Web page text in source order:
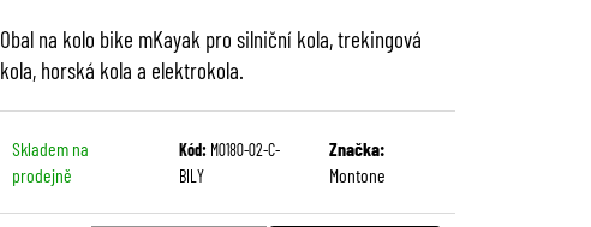
Obal na kolo bike mKayak pro silniční kola, trekingová
kola, horská kola a elektrokola.
Skladem na
prodejně
Kód: M0180-02-C-
BILY
Značka:
Montone